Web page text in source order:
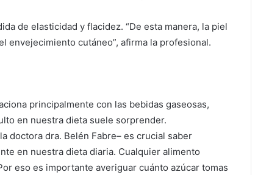
de elasticidad y flacidez. “De esta manera, la piel
envejecimiento cutáneo”, afirma la profesional.
principalmente con las bebidas gaseosas,
en nuestra dieta suele sorprender.
doctora dra. Belén Fabre– es crucial saber
en nuestra dieta diaria. Cualquier alimento
eso es importante averiguar cuánto azúcar tomas